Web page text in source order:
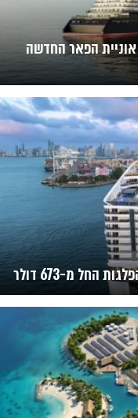
אוניית הפאר החדשה